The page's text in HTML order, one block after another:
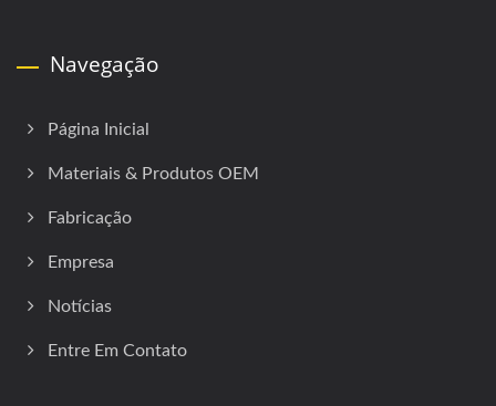
Navegação
Página Inicial
Materiais & Produtos OEM
Fabricação
Empresa
Notícias
Entre Em Contato